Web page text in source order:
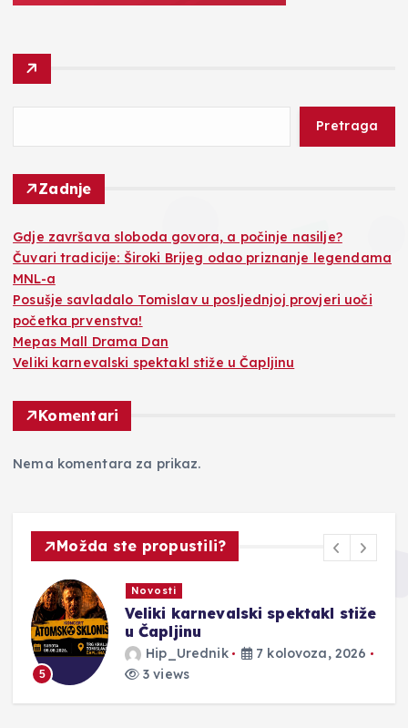
Pretraga
Zadnje
Gdje završava sloboda govora, a počinje nasilje?
Čuvari tradicije: Široki Brijeg odao priznanje legendama
MNL-a
Posušje savladalo Tomislav u posljednjoj provjeri uoči
početka prvenstva!
Mepas Mall Drama Dan
Veliki karnevalski spektakl stiže u Čapljinu
Komentari
Nema komentara za prikaz.
Možda ste propustili?
5
Novosti
Veliki karnevalski spektakl stiže
u Čapljinu
Hip_Urednik
7 kolovoza, 2026
3 views